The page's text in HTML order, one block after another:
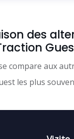
des
compare aux
les plus